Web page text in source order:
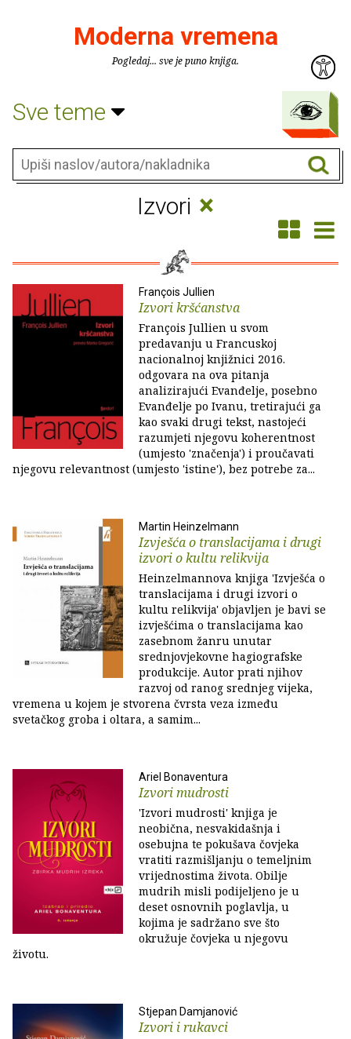
Moderna vremena
Pogledaj... sve je puno knjiga.
Sve teme
Izvori ×
François Jullien
Izvori kršćanstva
François Jullien u svom
predavanju u Francuskoj
nacionalnoj knjižnici 2016.
odgovara na ova pitanja
analizirajući Evanđelje, posebno
Evanđelje po Ivanu, tretirajući ga
kao svaki drugi tekst, nastojeći
razumjeti njegovu koherentnost
(umjesto 'značenja') i proučavati
njegovu relevantnost (umjesto 'istine'), bez potrebe za...
Martin Heinzelmann
Izvješća o translacijama i drugi
izvori o kultu relikvija
Heinzelmannova knjiga 'Izvješća o
translacijama i drugi izvori o
kultu relikvija' objavljen je bavi se
izvješćima o translacijama kao
zasebnom žanru unutar
srednjovjekovne hagiografske
produkcije. Autor prati njihov
razvoj od ranog srednjeg vijeka,
vremena u kojem je stvorena čvrsta veza između
svetačkog groba i oltara, a samim...
Ariel Bonaventura
Izvori mudrosti
'Izvori mudrosti' knjiga je
neobična, nesvakidašnja i
osebujna te pokušava čovjeka
vratiti razmišljanju o temeljnim
vrijednostima života. Obilje
mudrih misli podijeljeno je u
deset osnovnih poglavlja, u
kojima je sadržano sve što
okružuje čovjeka u njegovu
životu.
Stjepan Damjanović
Izvori i rukavci